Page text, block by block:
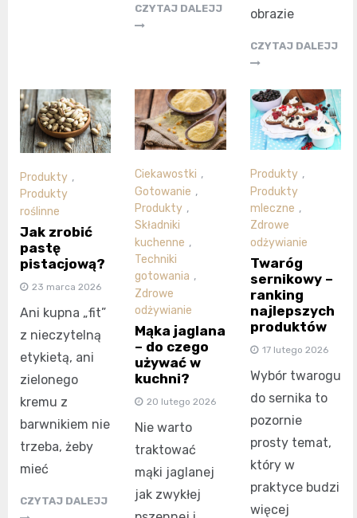
CZYTAJ DALEJJ
obrazie
CZYTAJ DALEJJ
Produkty ,
Produkty
roślinne
Jak zrobić
pastę
pistacjową?
23 marca 2026
Ani kupna „fit”
z nieczytelną
etykietą, ani
zielonego
kremu z
barwnikiem nie
trzeba, żeby
mieć
CZYTAJ DALEJJ
Ciekawostki ,
Gotowanie ,
Produkty ,
Składniki
kuchenne ,
Techniki
gotowania ,
Zdrowe
odżywianie
Mąka jaglana
– do czego
używać w
kuchni?
20 lutego 2026
Nie warto
traktować
mąki jaglanej
jak zwykłej
Produkty ,
Produkty
mleczne ,
Zdrowe
odżywianie
Twaróg
sernikowy –
ranking
najlepszych
produktów
17 lutego 2026
Wybór twarogu
do sernika to
pozornie
prosty temat,
który w
praktyce budzi
więcej